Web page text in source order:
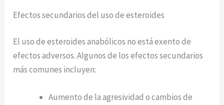
Efectos secundarios del uso de esteroides
El uso de esteroides anabólicos no está exento de
efectos adversos. Algunos de los efectos secundarios
más comunes incluyen:
Aumento de la agresividad o cambios de